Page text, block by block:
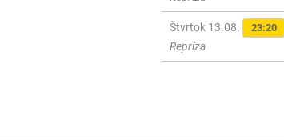
Štvrtok 13.08. 23:20
Repríza